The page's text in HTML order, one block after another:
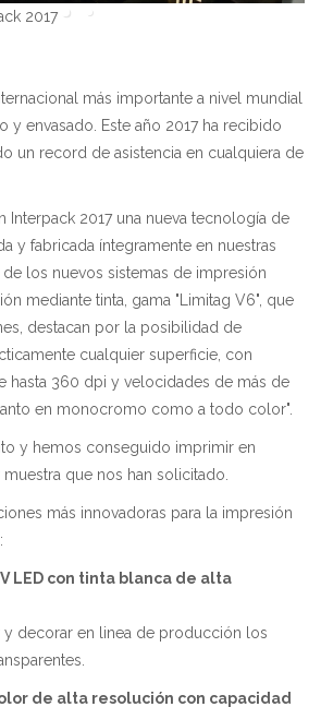
más importante a nivel mundial
y envasado. Este año 2017 ha recibido
un record de asistencia en cualquiera de
Interpack 2017 una nueva tecnología de
y fabricada íntegramente en nuestras
de los nuevos sistemas de impresión
mediante tinta, gama "Limitag V6", que
destacan por la posibilidad de
cualquier superficie, con
hasta 360 dpi y velocidades de más de
en monocromo como a todo color".
y hemos conseguido imprimir en
que nos han solicitado.
más innovadoras para la impresión
LED con tinta blanca de alta
y decorar en linea de producción los
de alta resolución con capacidad